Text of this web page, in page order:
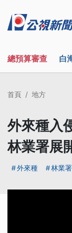
總預算審查 白
首頁 地方
外來種入
林業署展
外來種 林業署